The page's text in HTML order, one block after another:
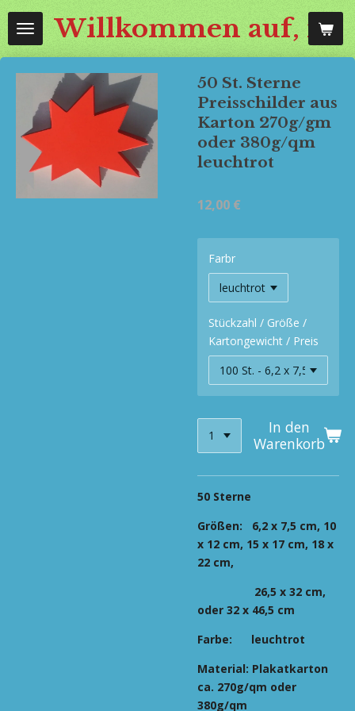
Zum
HauptinhaltWillkommen auf,
50 St. Sterne
Preisschilder aus
Karton 270g/gm
oder 380g/qm
leuchtrot
12,00 €
Farbr
Stückzahl / Größe /
Kartongewicht / Preis
In den
Warenkorb
50 Sterne
Größen: 6,2 x 7,5 cm, 10
x 12 cm, 15 x 17 cm, 18 x
22 cm,
26,5 x 32 cm,
oder 32 x 46,5 cm
Farbe: leuchtrot
Material: Plakatkarton
ca. 270g/qm oder
380g/qm